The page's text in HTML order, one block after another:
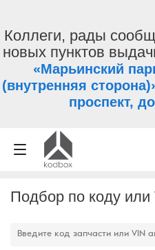
Коллеги, рады
новых пунктов
«Марьинский
(внутренняя
проспект,
Подбор по коду